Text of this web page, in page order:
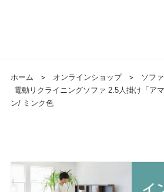
ホーム ＞ オンラインショップ ＞ ソファ
電動リクライニングソファ 2.5人掛け「ア
ン/ ミンク色